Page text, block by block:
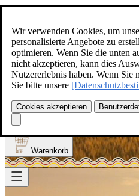
Wir verwenden Cookies, um
personalisierte Angebote zu
optimieren. Wenn Sie die unten
nicht akzeptieren, kann dies
Nutzererlebnis haben. Wenn Sie
Sie bitte unsere
Cookies akzeptieren
Zum Inhalt springen
+49(0)5129-308
Produkt finden
0
Warenkorb